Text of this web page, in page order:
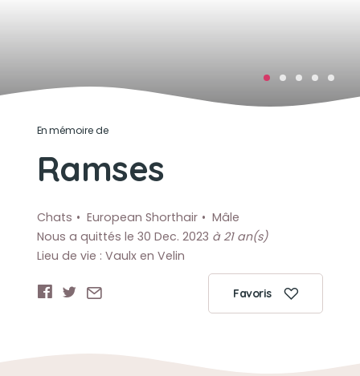
En mémoire de
Ramses
Chats European Shorthair
Mâle
Nous a quittés le 30 Dec. 2023 à 21 an(s)
Lieu de vie : Vaulx en Velin
Favoris